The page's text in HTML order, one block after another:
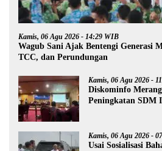
Kamis, 06 Agu 2026 - 14:29 WIB
Wagub Sani Ajak Bentengi Generasi
TCC, dan Perundungan
Kamis, 06 Agu 2026 -
Diskominfo
Peningkatan SDM
Kamis, 06 Agu 2026 -
Usai Sosialisasi